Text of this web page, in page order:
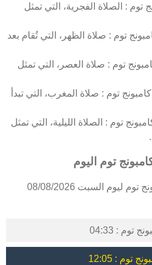
توم : الصلاة الفجرية، التي تمثل
توم : صلاة الظهر، التي تُقام بعد
توم : صلاة العصر، التي تمثل
توم : صلاة المغرب، التي تبدأ
توم : الصلاة الليلية، التي تمثل
توم اليوم
أوقات الصلاة في باراي كامبونج توم ليوم السبت 08/08/2026
: 04:33
: 12:05